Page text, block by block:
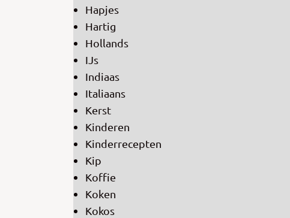
Hapjes
Hartig
Hollands
IJs
Indiaas
Italiaans
Kerst
Kinderen
Kinderrecepten
Kip
Koffie
Koken
Kokos